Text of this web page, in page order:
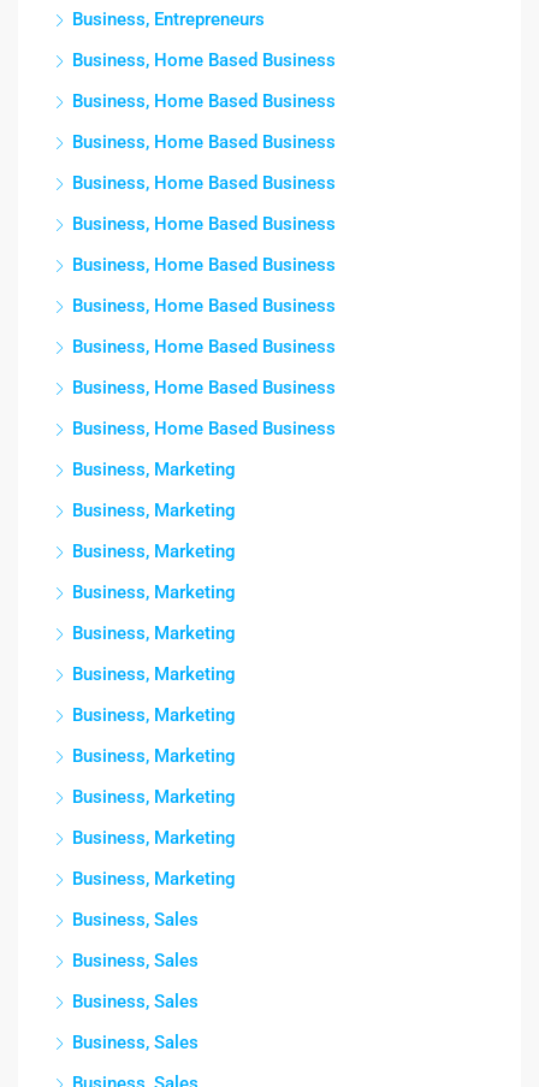
Business, Entrepreneurs
Business, Home Based Business
Business, Home Based Business
Business, Home Based Business
Business, Home Based Business
Business, Home Based Business
Business, Home Based Business
Business, Home Based Business
Business, Home Based Business
Business, Home Based Business
Business, Home Based Business
Business, Marketing
Business, Marketing
Business, Marketing
Business, Marketing
Business, Marketing
Business, Marketing
Business, Marketing
Business, Marketing
Business, Marketing
Business, Marketing
Business, Marketing
Business, Sales
Business, Sales
Business, Sales
Business, Sales